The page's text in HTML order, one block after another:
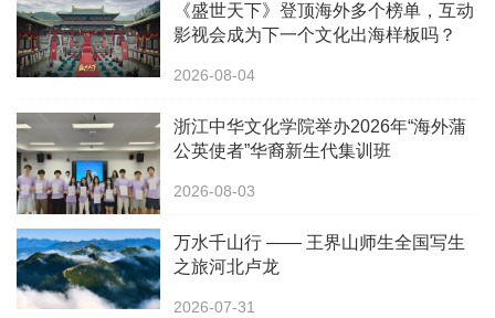
《盛世天下》登顶海外多个榜单，互动
影视会成为下一个文化出海样板吗？
2026-08-04
浙江中华文化学院举办2026年“海外蒲
公英使者”华裔新生代集训班
2026-08-03
万水千山行 —— 王界山师生全国写生
之旅河北卢龙
2026-07-31